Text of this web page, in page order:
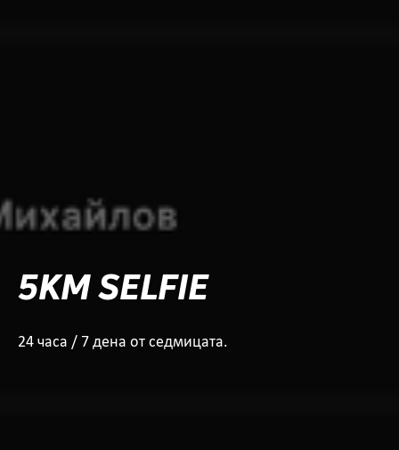
5KM SELFIE
24 часа / 7 дена от седмицата.